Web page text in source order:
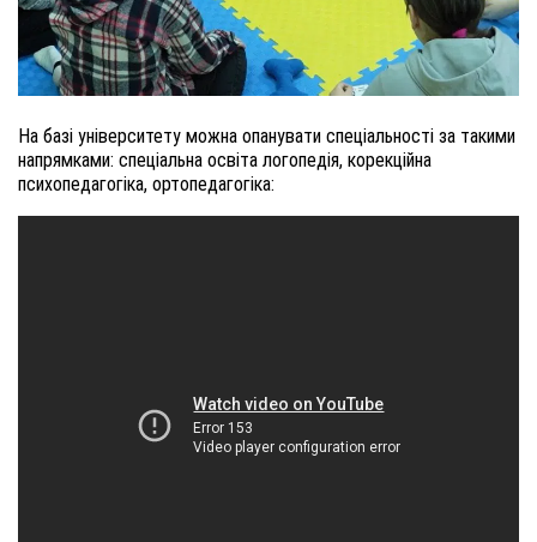
На базі університету можна опанувати спеціальності за такими
напрямками: спеціальна освіта логопедія, корекційна
психопедагогіка, ортопедагогіка: